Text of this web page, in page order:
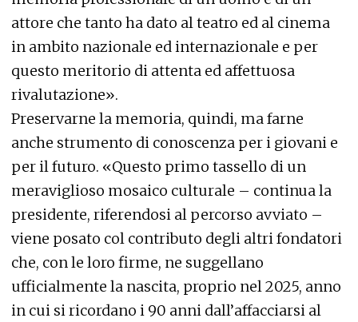
attore che tanto ha dato al teatro ed al cinema
in ambito nazionale ed internazionale e per
questo meritorio di attenta ed affettuosa
rivalutazione».
Preservarne la memoria, quindi, ma farne
anche strumento di conoscenza per i giovani e
per il futuro. «Questo primo tassello di un
meraviglioso mosaico culturale – continua la
presidente, riferendosi al percorso avviato –
viene posato col contributo degli altri fondatori
che, con le loro firme, ne suggellano
ufficialmente la nascita, proprio nel 2025, anno
in cui si ricordano i 90 anni dall’affacciarsi al